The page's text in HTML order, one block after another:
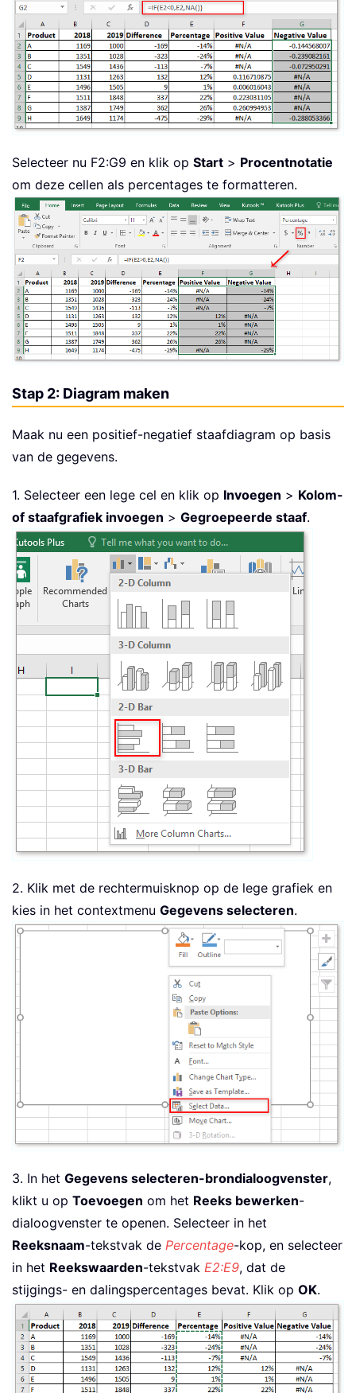
Selecteer nu F2:G9 en klik op Start > Procentnotatie
om deze cellen als percentages te formatteren.
Stap 2: Diagram maken
Maak nu een positief-negatief staafdiagram op basis
van de gegevens.
1. Selecteer een lege cel en klik op Invoegen > Kolom-
of staafgrafiek invoegen > Gegroepeerde staaf.
2. Klik met de rechtermuisknop op de lege grafiek en
kies in het contextmenu Gegevens selecteren.
3. In het Gegevens selecteren-brondialoogvenster,
klikt u op Toevoegen om het Reeks bewerken-
dialoogvenster te openen. Selecteer in het
Reeksnaam-tekstvak de Percentage-kop, en selecteer
in het Reekswaarden-tekstvak E2:E9, dat de
stijgings- en dalingspercentages bevat. Klik op OK.